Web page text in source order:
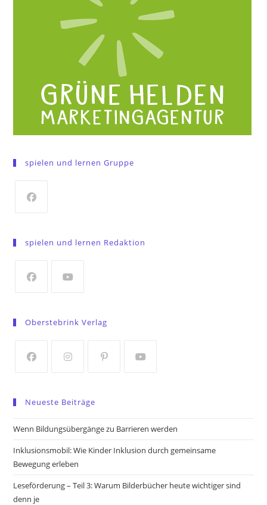
spielen und lernen Gruppe
a
tab
spielen und lernen Redaktion
a
tab
tab
Oberstebrink Verlag
a
new
new
a
new
new
Neueste Beiträge
Wenn Bildungsübergänge zu Barrieren werden
Inklusionsmobil: Wie Kinder Inklusion durch gemeinsame
Bewegung erleben
Leseförderung – Teil 3: Warum Bilderbücher heute wichtiger sind
denn je